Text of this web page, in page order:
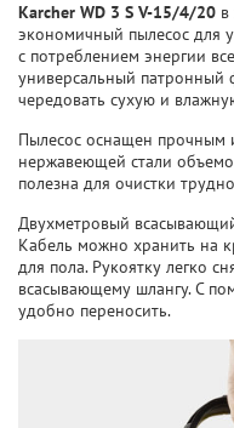
Karcher WD 3 S V-15/4/20
экономичный пылесос для
с потреблением энергии
универсальный патронный
чередовать сухую и
Пылесос оснащен прочным
нержавеющей стали
полезна для очистки
Двухметровый
Кабель можно хранить на
для пола. Рукоятку легко
всасывающему шлангу. С
удобно переносить.